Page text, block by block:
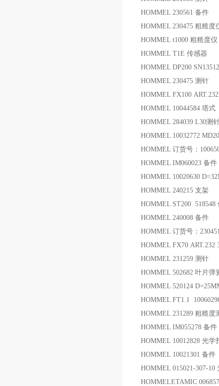
HOMMEL 230561 备件
HOMMEL 230475 粗糙度
HOMMEL t1000 粗糙度仪
HOMMEL T1E 传感器
HOMMEL DP200
HOMMEL 230475 测针
HOMMEL FX100
HOMMEL 10044584 塔
HOMMEL 284039 L30测
HOMMEL 10032772
HOMMEL 订货号：
HOMMEL IM060023 备件
HOMMEL 10020630
HOMMEL 240215 支架
HOMMEL ST200 518548
HOMMEL 240008 备件
HOMMEL 订货号：
HOMMEL FX70 ART.232
HOMMEL 231259 测针
HOMMEL 502682 叶片弹
HOMMEL 520124
HOMMEL FT1.1
HOMMEL 231289 粗糙度
HOMMEL IM055278 备件
HOMMEL 10012828 光学
HOMMEL 10021301 备件
HOMMEL 015021-307-10
HOMMELETAMIC